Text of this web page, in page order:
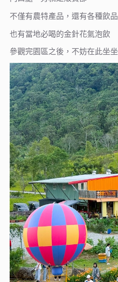
不僅有農特產品，還有各種飲品
也有當地必喝的金針花氣泡飲
參觀完園區之後，不妨在此坐坐